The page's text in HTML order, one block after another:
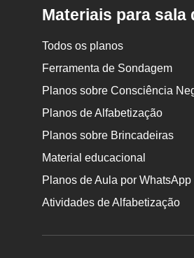
Materiais para sala
Todos os planos
Ferramenta de Sondagem
Planos sobre Consciência
Planos de Alfabetização
Planos sobre Brincadeiras
Material educacional
Planos de Aula por WhatsApp
Atividades de Alfabetização